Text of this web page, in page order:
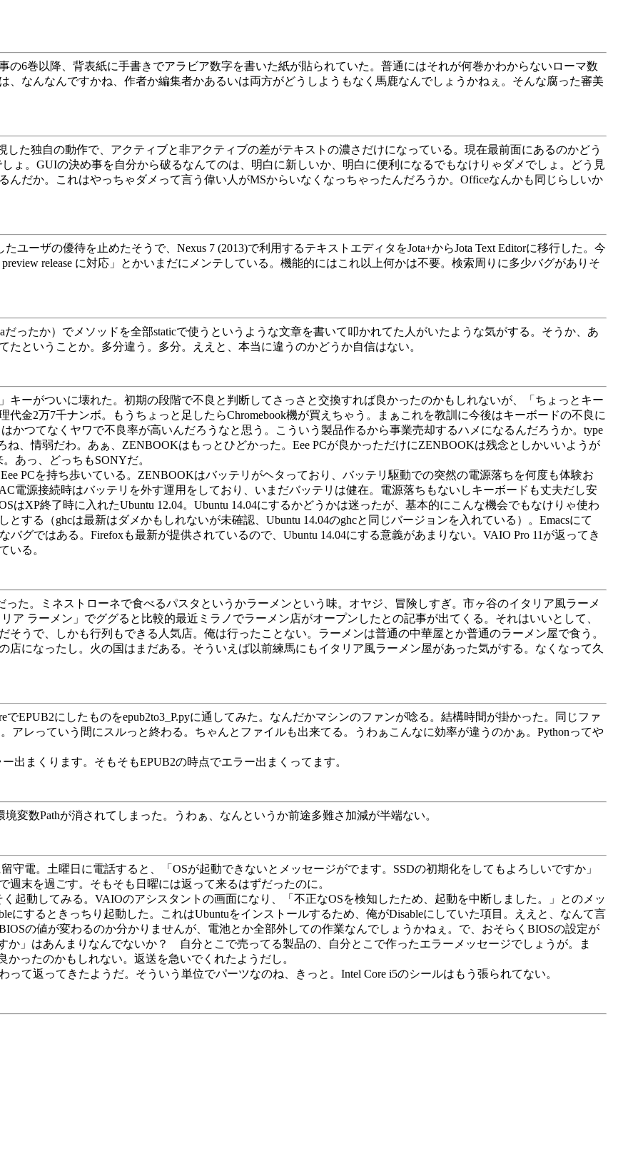
6巻以降、背表紙に手書きでアラビア数字を書いた紙が貼られていた。普通にはそれが何巻かわからないローマ数
、なんなんですかね、作者か編集者かあるいは両方がどうしようもなく馬鹿なんでしょうかねぇ。そんな腐った審美
した独自の動作で、アクティブと非アクティブの差がテキストの濃さだけになっている。現在最前面にあるのかどう
ょ。GUIの決め事を自分から破るなんてのは、明白に新しいか、明白に便利になるでもなけりゃダメでしょ。どう見
だか。これはやっちゃダメって言う偉い人がMSからいなくなっちゃったんだろうか。Officeなんかも同じらしいか
ユーザの優待を止めたそうで、Nexus 7 (2013)で利用するテキストエディタをJota+からJota Text Editorに移行した。今
release に対応」とかいまだにメンテしている。機能的にはこれ以上何かは不要。検索周りに多少バグがありそ
ったか）でメソッドを全部staticで使うというような文章を書いて叩かれてた人がいたような気がする。そうか、あ
ということか。多分違う。多分。ええと、本当に違うのかどうか自信はない。
ーがついに壊れた。初期の段階で不良と判断してさっさと交換すれば良かったのかもしれないが、「ちょっとキー
金2万7千ナンボ。もうちょっと足したらChromebook機が買えちゃう。まぁこれを教訓に今後はキーボードの不良に
かつてなくヤワで不良率が高いんだろうなと思う。こういう製品作るから事業売却するハメになるんだろうか。type
、情弱だわ。あぁ、ZENBOOKはもっとひどかった。Eee PCが良かっただけにZENBOOKは残念としかいいようが
あっ、どっちもSONYだ。
PCを持ち歩いている。ZENBOOKはバッテリがヘタっており、バッテリ駆動での突然の電源落ちを何度も体験お
電源接続時はバッテリを外す運用をしており、いまだバッテリは健在。電源落ちもないしキーボードも丈夫だし安
はXP終了時に入れたUbuntu 12.04。Ubuntu 14.04にするかどうかは迷ったが、基本的にこんな機会でもなけりゃ使わ
とする（ghcは最新はダメかもしれないが未確認、Ubuntu 14.04のghcと同じバージョンを入れている）。Emacsにて
バグではある。Firefoxも最新が提供されているので、Ubuntu 14.04にする意義があまりない。VAIO Pro 11が返ってき
いる。
た。ミネストローネで食べるパスタというかラーメンという味。オヤジ、冒険しすぎ。市ヶ谷のイタリア風ラーメ
ア ラーメン」でググると比較的最近ミラノでラーメン店がオープンしたとの記事が出てくる。それはいいとして、
うで、しかも行列もできる人気店。俺は行ったことない。ラーメンは普通の中華屋とか普通のラーメン屋で食う。
店になったし。火の国はまだある。そういえば以前練馬にもイタリア風ラーメン屋があった気がする。なくなって久
EPUB2にしたものをepub2to3_P.pyに通してみた。なんだかマシンのファンが唸る。結構時間が掛かった。同じファ
アレっていう間にスルっと終わる。ちゃんとファイルも出来てる。うわぁこんなに効率が違うのかぁ。Pythonってや
出まくります。そもそもEPUB2の時点でエラー出まくってます。
変数Pathが消されてしまった。うわぁ、なんというか前途多難さ加減が半端ない。
電。土曜日に電話すると、「OSが起動できないとメッセージがでます。SSDの初期化をしてもよろしいですか」
末を過ごす。そもそも日曜には返って来るはずだったのに。
起動してみる。VAIOのアシスタントの画面になり、「不正なOSを検知したため、起動を中断しました。」とのメッ
にするときっちり起動した。これはUbuntuをインストールするため、俺がDisableにしていた項目。ええと、なんて言
の値が変わるのか分かりませんが、電池とか全部外しての作業なんでしょうかねぇ。で、おそらくBIOSの設定が
か」はあんまりなんでないか？ 自分とこで売ってる製品の、自分とこで作ったエラーメッセージでしょうが。ま
ったのかもしれない。返送を急いでくれたようだし。
て返ってきたようだ。そういう単位でパーツなのね、きっと。Intel Core i5のシールはもう張られてない。